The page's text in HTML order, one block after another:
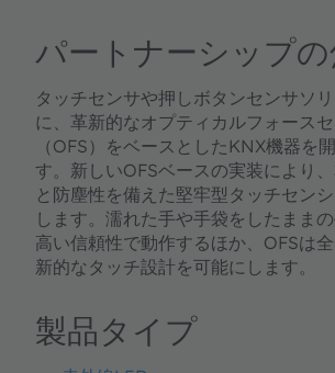
パートナーシップの
タッチセンサや押しボタンセンサソ
に、革新的なオプティカルフォース
（OFS）をベースとしたKNX機器を
す。新しいOFSベースの実装により
と防塵性を備えた堅牢型タッチセン
します。濡れた手や手袋をしたまま
高い信頼性で動作するほか、OFSは
新的なタッチ設計を可能にします。
製品タイプ